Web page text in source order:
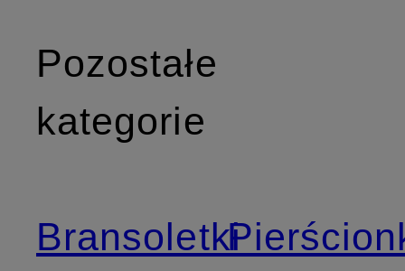
Pozostałe
kategorie
Bransoletki